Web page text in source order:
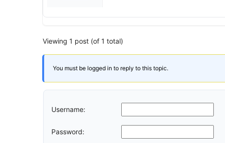
Viewing 1 post (of 1 total)
You must be logged in to reply to this topic.
Username:
Password: